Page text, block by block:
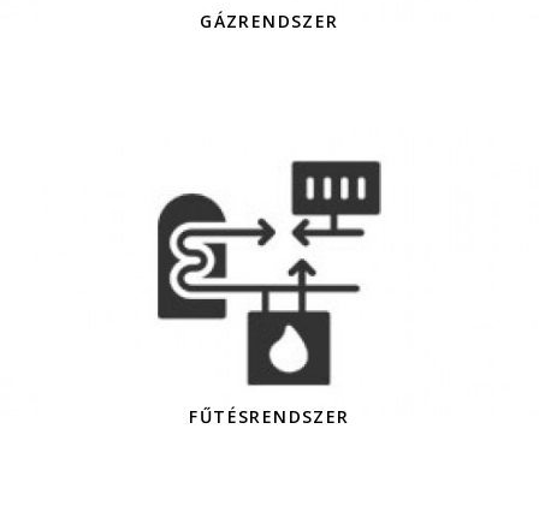
GÁZRENDSZER
FŰTÉSRENDSZER